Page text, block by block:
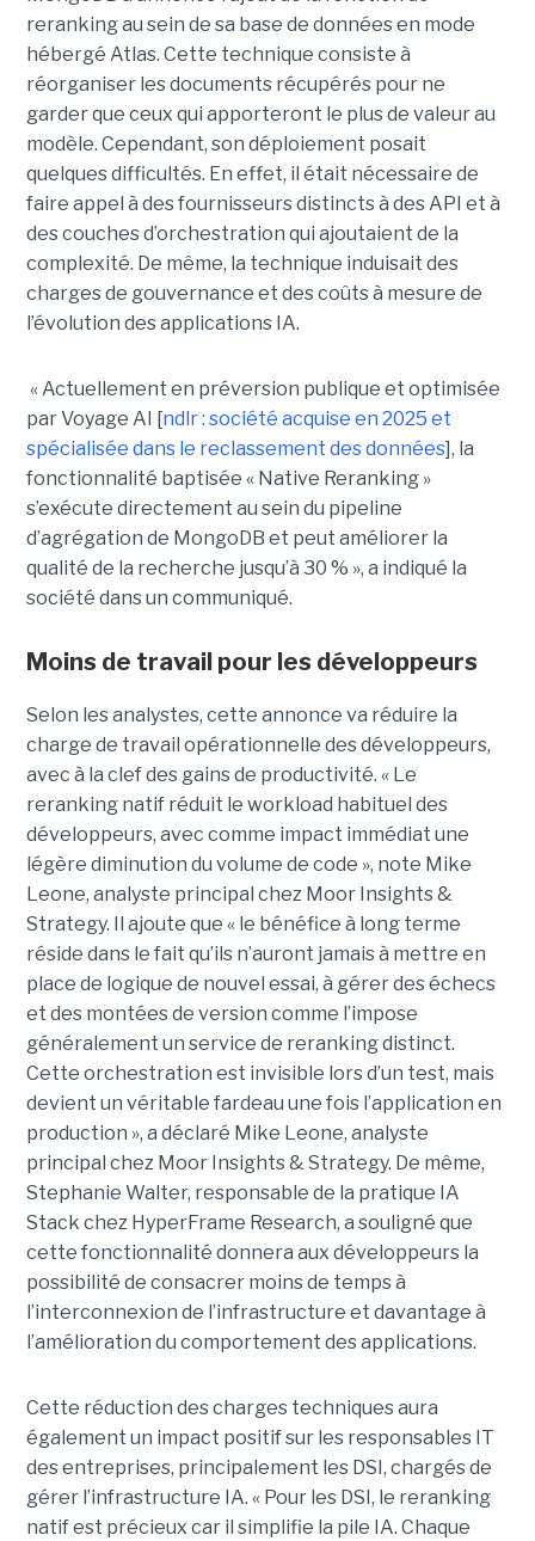
reranking au sein de sa base de données en mode
hébergé Atlas. Cette technique consiste à
réorganiser les documents récupérés pour ne
garder que ceux qui apporteront le plus de valeur au
modèle. Cependant, son déploiement posait
quelques difficultés. En effet, il était nécessaire de
faire appel à des fournisseurs distincts à des API et à
des couches d’orchestration qui ajoutaient de la
complexité. De même, la technique induisait des
charges de gouvernance et des coûts à mesure de
l’évolution des applications IA.
« Actuellement en préversion publique et optimisée
par Voyage AI [ndlr : société acquise en 2025 et
spécialisée dans le reclassement des données], la
fonctionnalité baptisée « Native Reranking »
s’exécute directement au sein du pipeline
d’agrégation de MongoDB et peut améliorer la
qualité de la recherche jusqu’à 30 % », a indiqué la
société dans un communiqué.
Moins de travail pour les développeurs
Selon les analystes, cette annonce va réduire la
charge de travail opérationnelle des développeurs,
avec à la clef des gains de productivité. « Le
reranking natif réduit le workload habituel des
développeurs, avec comme impact immédiat une
légère diminution du volume de code », note Mike
Leone, analyste principal chez Moor Insights &
Strategy. Il ajoute que « le bénéfice à long terme
réside dans le fait qu’ils n’auront jamais à mettre en
place de logique de nouvel essai, à gérer des échecs
et des montées de version comme l’impose
généralement un service de reranking distinct.
Cette orchestration est invisible lors d’un test, mais
devient un véritable fardeau une fois l’application en
production », a déclaré Mike Leone, analyste
principal chez Moor Insights & Strategy. De même,
Stephanie Walter, responsable de la pratique IA
Stack chez HyperFrame Research, a souligné que
cette fonctionnalité donnera aux développeurs la
possibilité de consacrer moins de temps à
l’interconnexion de l’infrastructure et davantage à
l’amélioration du comportement des applications.
Cette réduction des charges techniques aura
également un impact positif sur les responsables IT
des entreprises, principalement les DSI, chargés de
gérer l’infrastructure IA. « Pour les DSI, le reranking
natif est précieux car il simplifie la pile IA. Chaque